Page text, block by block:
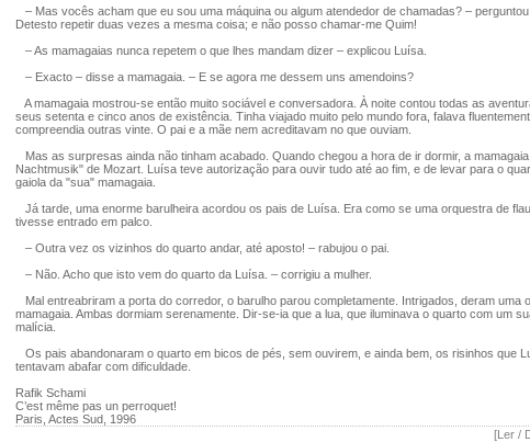
– Mas vocês acham que eu sou uma máquina ou algum atendedor de chamadas? – perguntou
Detesto repetir duas vezes a mesma coisa; e não posso chamar-me Quim!
– As mamagaias nunca repetem o que lhes mandam dizer – explicou Luísa.
– Exacto – disse a mamagaia. – E se agora me dessem uns amendoins?
A mamagaia mostrou-se então muito sociável e conversadora. À noite contou todas as
seus setenta e cinco anos de existência. Tinha viajado muito pelo mundo fora, falava
compreendia outras vinte. O pai e a mãe nem acreditavam no que ouviam.
Mas as surpresas ainda não tinham acabado. Quando chegou a hora de ir dormir, a
Nachtmusik" de Mozart. Luísa teve autorização para ouvir tudo até ao fim, e de levar para o
gaiola da "sua" mamagaia.
Já tarde, uma enorme barulheira acordou os pais de Luísa. Era como se uma orquestra de
tivesse entrado em palco.
– Outra vez os vizinhos do quarto andar, até aposto! – rabujou o pai.
– Não. Acho que isto vem do quarto da Luísa. – corrigiu a mulher.
Mal entreabriram a porta do corredor, o barulho parou completamente. Intrigados, deram uma
mamagaia. Ambas dormiam serenamente. Dir-se-ia que a lua, que iluminava o quarto com um
malícia.
Os pais abandonaram o quarto em bicos de pés, sem ouvirem, e ainda bem, os risinhos que
tentavam abafar com dificuldade.
Rafik Schami
C’est même pas un perroquet!
Paris, Actes Sud, 1996
[Ler /